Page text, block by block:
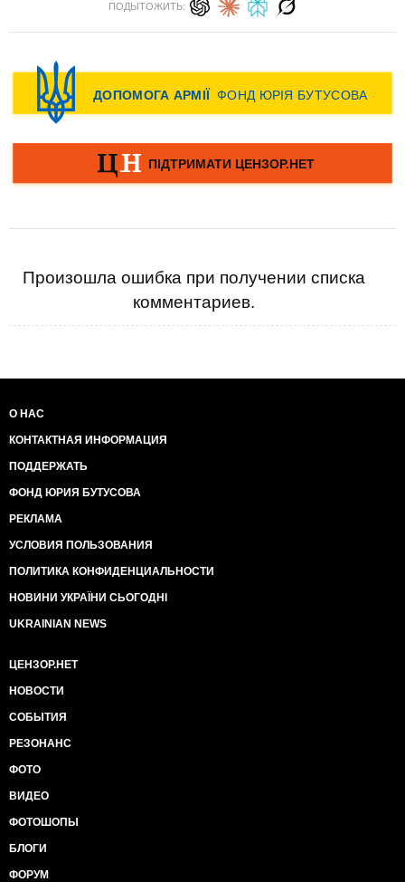
ПОДЫТОЖИТЬ:
Произошла ошибка при получении списка
комментариев.
О НАС
КОНТАКТНАЯ ИНФОРМАЦИЯ
ПОДДЕРЖАТЬ
ФОНД ЮРИЯ БУТУСОВА
РЕКЛАМА
УСЛОВИЯ ПОЛЬЗОВАНИЯ
ПОЛИТИКА КОНФИДЕНЦИАЛЬНОСТИ
НОВИНИ УКРАЇНИ СЬОГОДНІ
UKRAINIAN NEWS
ЦЕНЗОР.НЕТ
НОВОСТИ
СОБЫТИЯ
РЕЗОНАНС
ФОТО
ВИДЕО
ФОТОШОПЫ
БЛОГИ
ФОРУМ